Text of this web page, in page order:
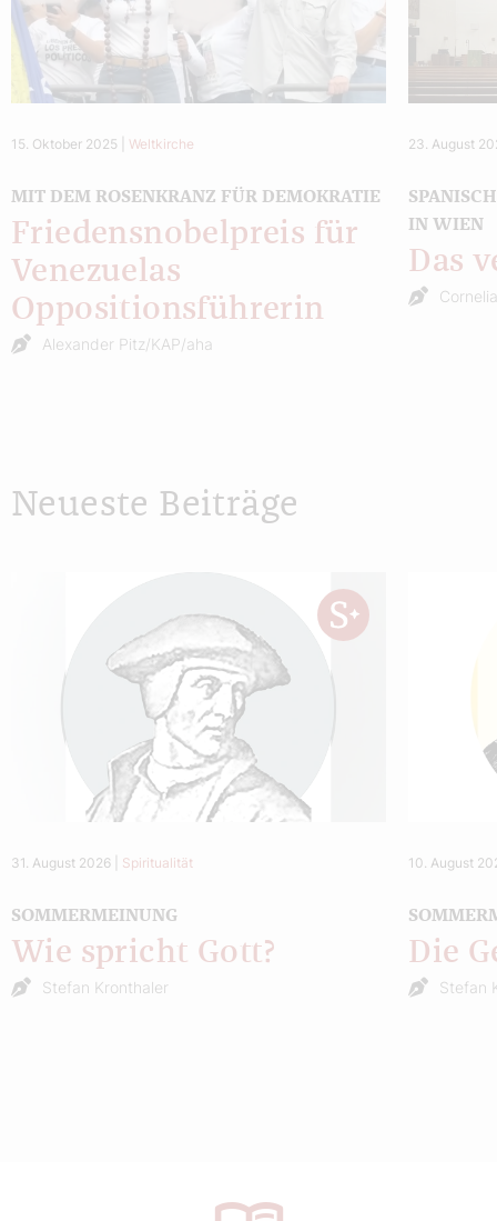
15. Oktober 2025 Weltkirche
MIT DEM ROSENKRANZ FÜR DEMOKRATIE
Friedensnobelpreis für
Venezuelas
Oppositionsführerin
Alexander Pitz/KAP/aha
23. August
IN WIEN
Das
Neueste Beiträge
31. August 2026 Spiritualität
SOMMERMEINUNG
Wie spricht Gott?
Stefan Kronthaler
10. August
Die
Stefan